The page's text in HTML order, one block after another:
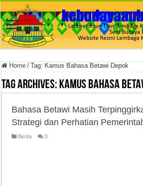
Home / Tag: Kamus Bahasa Betawi Depok
Tag Archives: Kamus Bahasa
Bahasa Betawi Masih
Strategi dan Perhatian
Berita 0